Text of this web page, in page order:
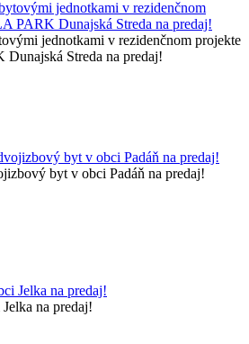
jednotkami v rezidenčnom projekte
Streda na predaj!
byt v obci Padáň na predaj!
na predaj!